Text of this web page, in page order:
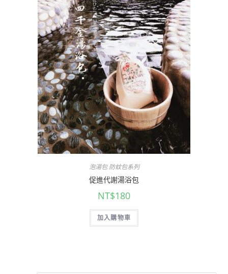
泡湯包.防蚊包系列
促進代謝湯浴包
NT$180
加入購物車